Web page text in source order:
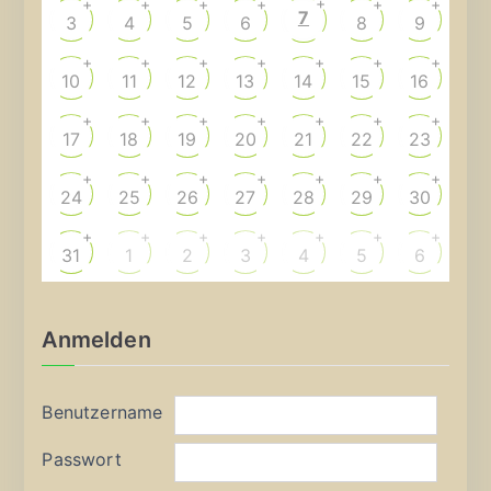
3
+
4
+
5
+
6
+
7 8
+
9
+
10
+
11
+
12
+
13
+
14
+
15
+
16
+
17
+
18
+
19
+
20
+
21
+
22
+
23
+
24
+
25
+
26
+
27
+
28
+
29
+
30
+
31
+
1
+
2
+
3
+
4
+
5
+
6
+
Anmelden
Benutzername
Passwort